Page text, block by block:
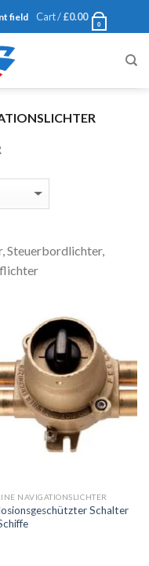
field Cart /£0.00
0
Steuerbordlichter,
NAVIGATIONSLICHTER
Schalter